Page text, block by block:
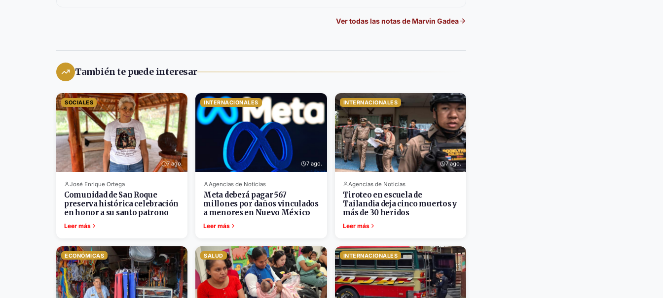
Ver todas las notas de Marvin Gadea
También te puede interesar
SOCIALES
7 ago.
José Enrique Ortega
Comunidad de San Roque
preserva histórica celebración
en honor a su santo patrono
Leer más
INTERNACIONALES
7 ago.
Agencias de Noticias
Meta deberá pagar 567
millones por daños vinculados
a menores en Nuevo México
Leer más
INTERNACIONALES
7 ago.
Agencias de Noticias
Tiroteo en escuela de
Tailandia deja cinco muertos y
más de 30 heridos
Leer más
ECONÓMICAS SALUD INTERNACIONALES